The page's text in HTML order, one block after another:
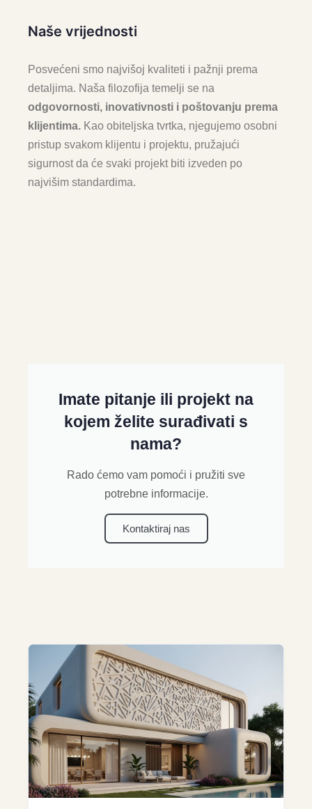
Naše vrijednosti
Posvećeni smo najvišoj kvaliteti i pažnji prema
detaljima. Naša filozofija temelji se na
odgovornosti, inovativnosti i poštovanju prema
klijentima. Kao obiteljska tvrtka, njegujemo osobni
pristup svakom klijentu i projektu, pružajući
sigurnost da će svaki projekt biti izveden po
najvišim standardima.
Imate pitanje ili projekt na
kojem želite surađivati s
nama?
Rado ćemo vam pomoći i pružiti sve
potrebne informacije.
Kontaktiraj nas